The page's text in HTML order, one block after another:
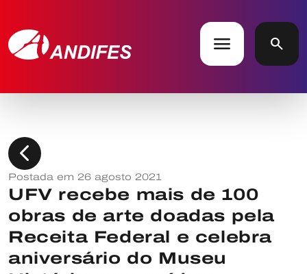
menu search
chevron_left
Postada em 26 agosto 2021
UFV recebe mais de 100
obras de arte doadas pela
Receita Federal e celebra
aniversário do Museu